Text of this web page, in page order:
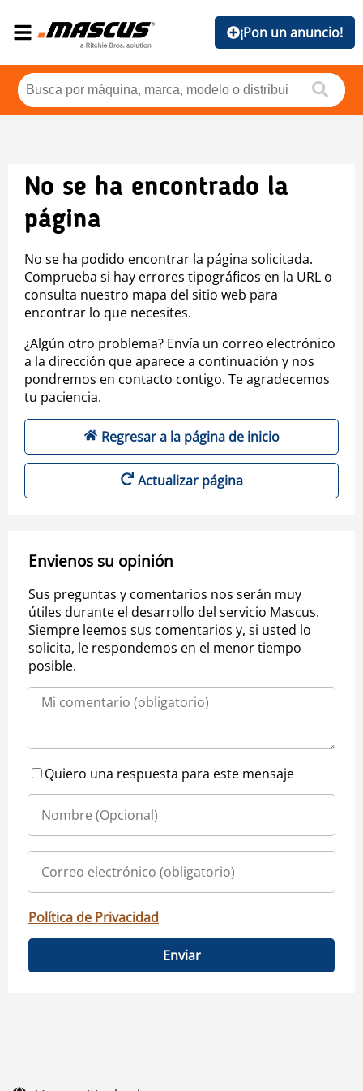
¡Pon un anuncio!
No se ha encontrado la
página
No se ha podido encontrar la página solicitada.
Comprueba si hay errores tipográficos en la URL o
consulta nuestro mapa del sitio web para
encontrar lo que necesites.
¿Algún otro problema? Envía un correo electrónico
a la dirección que aparece a continuación y nos
pondremos en contacto contigo. Te agradecemos
tu paciencia.
Regresar a la página de inicio
Actualizar página
Envienos su opinión
Sus preguntas y comentarios nos serán muy
útiles durante el desarrollo del servicio Mascus.
Siempre leemos sus comentarios y, si usted lo
solicita, le respondemos en el menor tiempo
posible.
Quiero una respuesta para este mensaje
Política de Privacidad
Enviar